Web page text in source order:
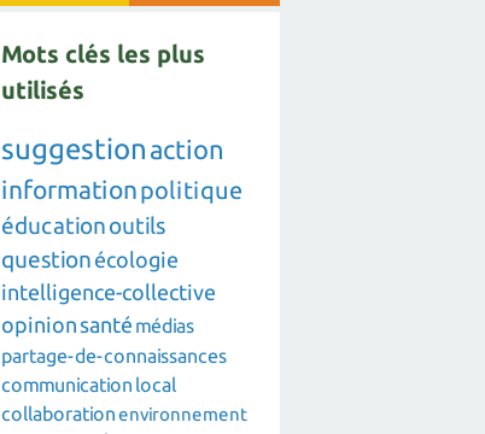
Mots clés les plus
utilisés
suggestion action
informationpolitique
éducationoutils
question écologie
intelligence-collective
opinion santé médias
partage-de-connaissances
communication local
collaborationenvironnement